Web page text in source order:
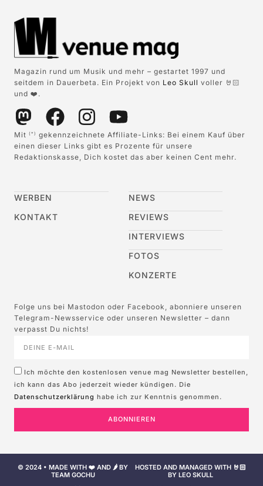
Magazin rund um Musik und mehr – gestartet 1997 und
seitdem in Dauerbeta. Ein Projekt von Leo Skull voller 🤘🏻
und ❤️.
Mit (*)
gekennzeichnete Affiliate-Links: Bei einem Kauf über
einen dieser Links gibt es Prozente für unsere
Redaktionskasse, Dich kostet das aber keinen Cent mehr.
WERBEN
KONTAKT
NEWS
REVIEWS
INTERVIEWS
FOTOS
KONZERTE
Folge uns bei Mastodon oder Facebook, abonniere unseren
Telegram-Newsservice oder unseren Newsletter – dann
verpasst Du nichts!
Ich möchte den kostenlosen venue mag Newsletter bestellen,
ich kann das Abo jederzeit wieder kündigen. Die
Datenschutzerklärung habe ich zur Kenntnis genommen.
ABONNIEREN
© 2024 • MADE WITH ❤️ AND 🌶️ BY
TEAM GOCHU
HOSTED AND MANAGED WITH 🤘🏻
BY LEO SKULL